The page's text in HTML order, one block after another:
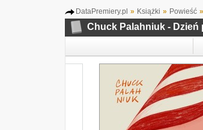
DataPremiery.pl » Książki » Powieść »
Chuck Palahniuk - Dzień